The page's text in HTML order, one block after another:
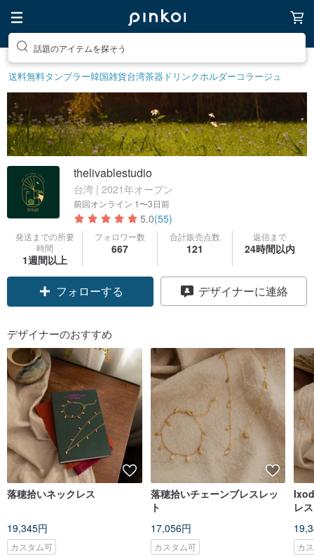
話題のアイテムを探そう
送料無料タンブラー韓国雑貨台湾茶器 ドリンクホルダーコラージュ
thelivablestudio
台湾 | 2021年オープン
前回オンライン 1〜3日前
5.0(55)
発送までの所要
時間
1週間以上
フォロワー数
667
合計販売点数
121
返信まで
24時間以内
フォローする デザイナーに連絡
デザイナーのおすすめ
落穂拾いネックレス
19,345円
カスタム可
落穂拾いチェーンブレスレッ
ト
17,056円
カスタム可
レス
カ